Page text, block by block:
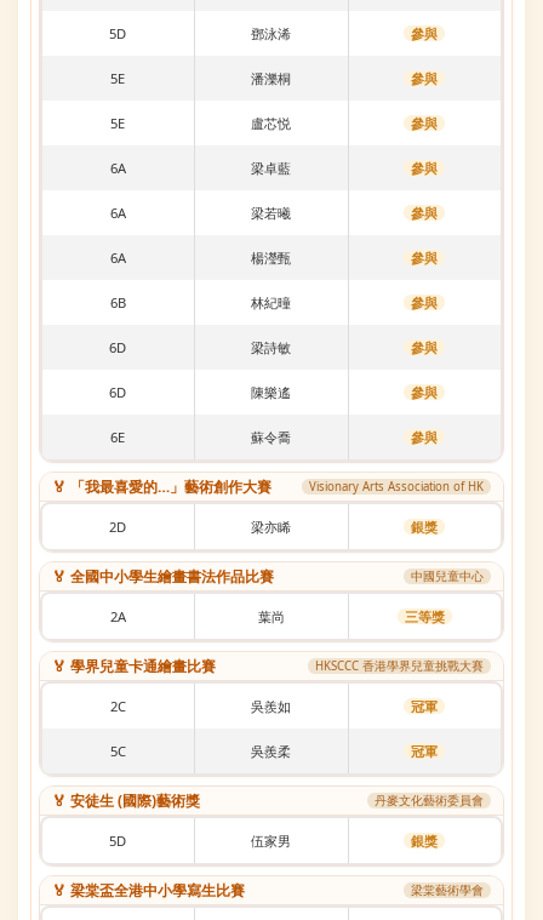
5D 鄧泳浠 參與
5E 潘濼桐 參與
5E 盧芯悦 參與
6A 梁卓藍 參與
6A 梁若曦 參與
6A 楊瀅甄 參與
6B 林紀曈 參與
6D 梁詩敏 參與
6D 陳樂遙 參與
6E 蘇令喬 參與
🏅 「我最喜愛的…」藝術創作大賽 Visionary Arts Association of HK
2D 梁亦睎 銀獎
🏅 全國中小學生繪畫書法作品比賽 中國兒童中心
2A 葉尚 三等獎
🏅 學界兒童卡通繪畫比賽 HKSCCC 香港學界兒童挑戰大賽
2C 吳羨如 冠軍
5C 吳羨柔 冠軍
🏅 安徒生 (國際)藝術獎 丹麥文化藝術委員會
5D 伍家男 銀獎
🏅 梁棠盃全港中小學寫生比賽 梁棠藝術學會